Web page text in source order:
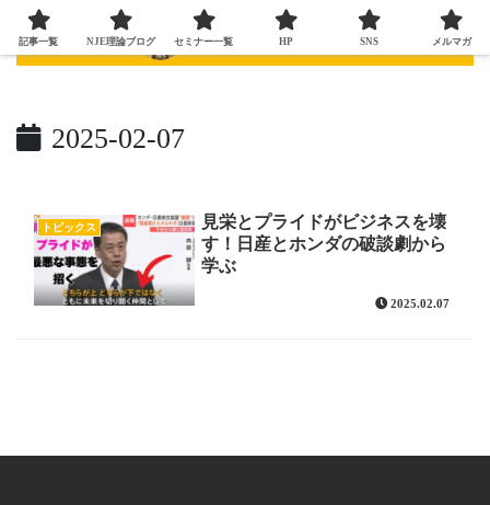
2025-02-07
トピックス
見栄とプライドがビジネスを壊
す！日産とホンダの破談劇から
学ぶ
2025.02.07
記事一覧 NJE理論ブログ セミナー一覧 HP SNS メルマガ